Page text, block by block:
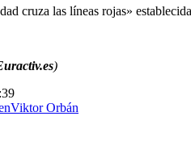
cruza las líneas rojas»
)
Viktor Orbán